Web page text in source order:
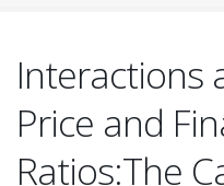
Interactions
Price and
Ratios:The